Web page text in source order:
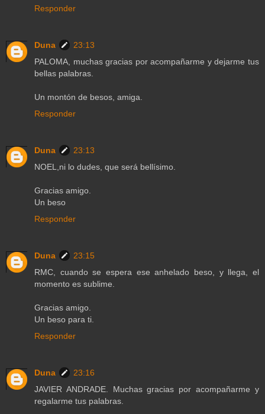
Responder
Duna
23:13
PALOMA, muchas gracias por acompañarme y dejarme tus
bellas palabras.
Un montón de besos, amiga.
Responder
Duna
23:13
NOEL,ni lo dudes, que será bellísimo.
Gracias amigo.
Un beso
Responder
Duna
23:15
RMC, cuando se espera ese anhelado beso, y llega, el
momento es sublime.
Gracias amigo.
Un beso para ti.
Responder
Duna
23:16
JAVIER ANDRADE. Muchas gracias por acompañarme y
regalarme tus palabras.